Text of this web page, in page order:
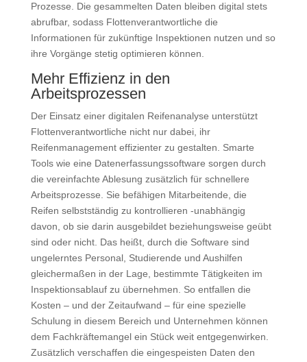
Prozesse. Die gesammelten Daten bleiben digital stets
abrufbar, sodass Flottenverantwortliche die
Informationen für zukünftige Inspektionen nutzen und so
ihre Vorgänge stetig optimieren können.
Mehr Effizienz in den
Arbeitsprozessen
Der Einsatz einer digitalen Reifenanalyse unterstützt
Flottenverantwortliche nicht nur dabei, ihr
Reifenmanagement effizienter zu gestalten. Smarte
Tools wie eine Datenerfassungssoftware sorgen durch
die vereinfachte Ablesung zusätzlich für schnellere
Arbeitsprozesse. Sie befähigen Mitarbeitende, die
Reifen selbstständig zu kontrollieren -unabhängig
davon, ob sie darin ausgebildet beziehungsweise geübt
sind oder nicht. Das heißt, durch die Software sind
ungelerntes Personal, Studierende und Aushilfen
gleichermaßen in der Lage, bestimmte Tätigkeiten im
Inspektionsablauf zu übernehmen. So entfallen die
Kosten – und der Zeitaufwand – für eine spezielle
Schulung in diesem Bereich und Unternehmen können
dem Fachkräftemangel ein Stück weit entgegenwirken.
Zusätzlich verschaffen die eingespeisten Daten den